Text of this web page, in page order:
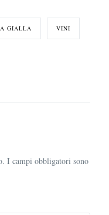
GIALLA VINI
I campi obbligatori sono